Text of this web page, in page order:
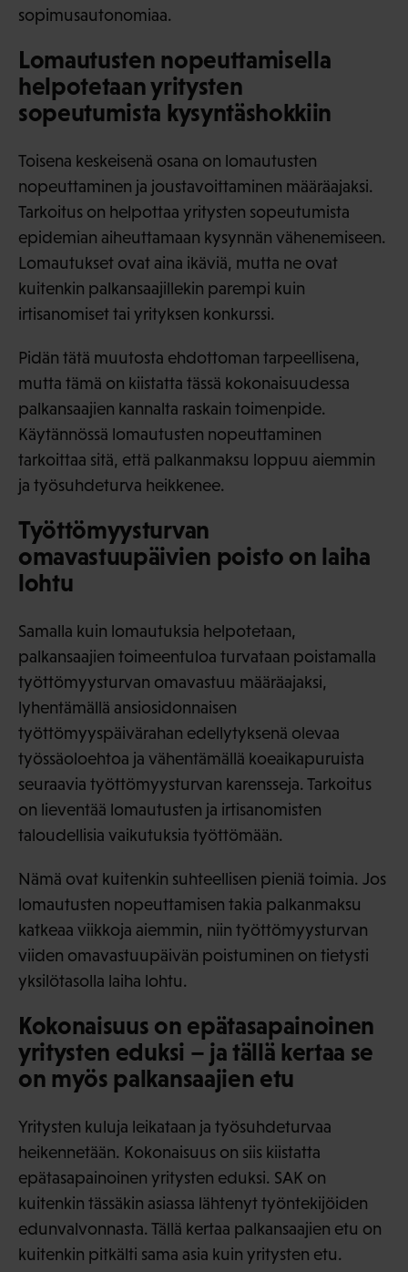
sopimusautonomiaa.
Lomautusten nopeuttamisella
helpotetaan yritysten
sopeutumista kysyntäshokkiin
Toisena keskeisenä osana on lomautusten
nopeuttaminen ja joustavoittaminen määräajaksi.
Tarkoitus on helpottaa yritysten sopeutumista
epidemian aiheuttamaan kysynnän vähenemiseen.
Lomautukset ovat aina ikäviä, mutta ne ovat
kuitenkin palkansaajillekin parempi kuin
irtisanomiset tai yrityksen konkurssi.
Pidän tätä muutosta ehdottoman tarpeellisena,
mutta tämä on kiistatta tässä kokonaisuudessa
palkansaajien kannalta raskain toimenpide.
Käytännössä lomautusten nopeuttaminen
tarkoittaa sitä, että palkanmaksu loppuu aiemmin
ja työsuhdeturva heikkenee.
Työttömyysturvan
omavastuupäivien poisto on laiha
lohtu
Samalla kuin lomautuksia helpotetaan,
palkansaajien toimeentuloa turvataan poistamalla
työttömyysturvan omavastuu määräajaksi,
lyhentämällä ansiosidonnaisen
työttömyyspäivärahan edellytyksenä olevaa
työssäoloehtoa ja vähentämällä koeaikapuruista
seuraavia työttömyysturvan karensseja. Tarkoitus
on lieventää lomautusten ja irtisanomisten
taloudellisia vaikutuksia työttömään.
Nämä ovat kuitenkin suhteellisen pieniä toimia. Jos
lomautusten nopeuttamisen takia palkanmaksu
katkeaa viikkoja aiemmin, niin työttömyysturvan
viiden omavastuupäivän poistuminen on tietysti
yksilötasolla laiha lohtu.
Kokonaisuus on epätasapainoinen
yritysten eduksi – ja tällä kertaa se
on myös palkansaajien etu
Yritysten kuluja leikataan ja työsuhdeturvaa
heikennetään. Kokonaisuus on siis kiistatta
epätasapainoinen yritysten eduksi. SAK on
kuitenkin tässäkin asiassa lähtenyt työntekijöiden
edunvalvonnasta. Tällä kertaa palkansaajien etu on
kuitenkin pitkälti sama asia kuin yritysten etu.